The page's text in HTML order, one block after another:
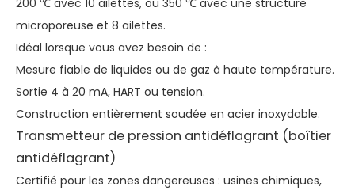
200 ℃ avec 10 ailettes, ou 350 ℃ avec une structure
microporeuse et 8 ailettes.
Idéal lorsque vous avez besoin de :
Mesure fiable de liquides ou de gaz à haute température.
Sortie 4 à 20 mA, HART ou tension.
Construction entièrement soudée en acier inoxydable.
Transmetteur de pression antidéflagrant (boîtier
antidéflagrant)
Certifié pour les zones dangereuses : usines chimiques,